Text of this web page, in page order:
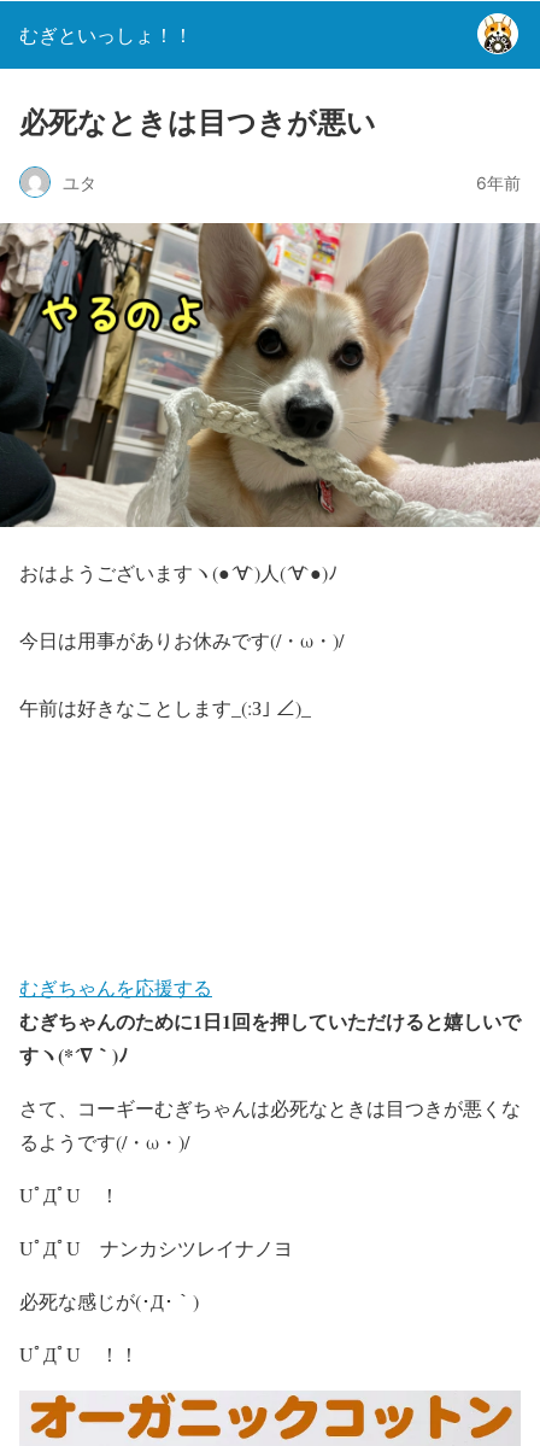
むぎといっしょ！！
必死なときは目つきが悪い
ユタ 6年前
おはようございますヽ(●´∀`)人(´∀`●)ﾉ
今日は用事がありお休みです(/・ω・)/
午前は好きなことします_(:З｣ ∠)_
むぎちゃんを応援する
むぎちゃんのために1日1回を押していただけると嬉しいで
すヽ(*´∇｀)ﾉ
さて、コーギーむぎちゃんは必死なときは目つきが悪くな
るようです(/・ω・)/
UﾟДﾟU ！
UﾟДﾟU ナンカシツレイナノヨ
必死な感じが(･Д･｀)
UﾟДﾟU ！！